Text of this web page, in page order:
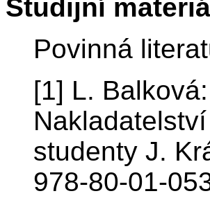
Studijní
Povinná
[1] L.
studenty J.
978-80-01-